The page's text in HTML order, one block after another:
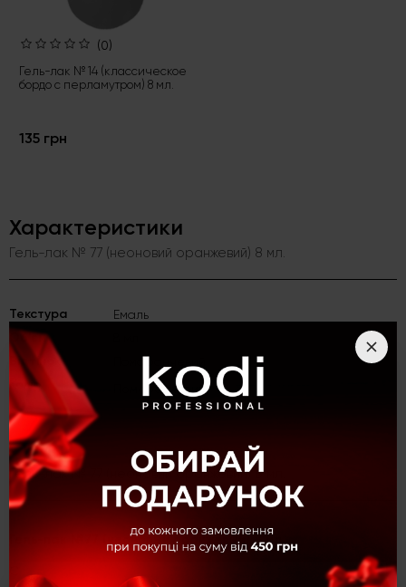
(0)
Гель-лак № 14 (классическое
бордо с перламутром) 8 мл.
135 грн
Характеристики
Гель-лак № 77 (неоновий оранжевий) 8 мл.
Текстура Емаль
Об'єм
Відтінок Помаранчевий
Колір Помаранчевий
Опис
Гель-лак № 77 (неоновий оранжевий) 8 мл.
Гель-лак №77 (неоновый оранжевый) 8 мл.
Специалисты ногтевой индустрии, выбирая материалы для